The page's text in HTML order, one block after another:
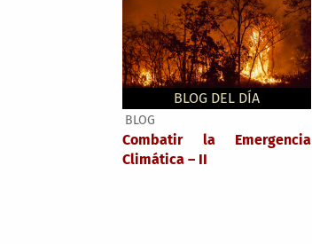
BLOG DEL DÍA
BLOG
Combatir la Emergencia
Climática – II